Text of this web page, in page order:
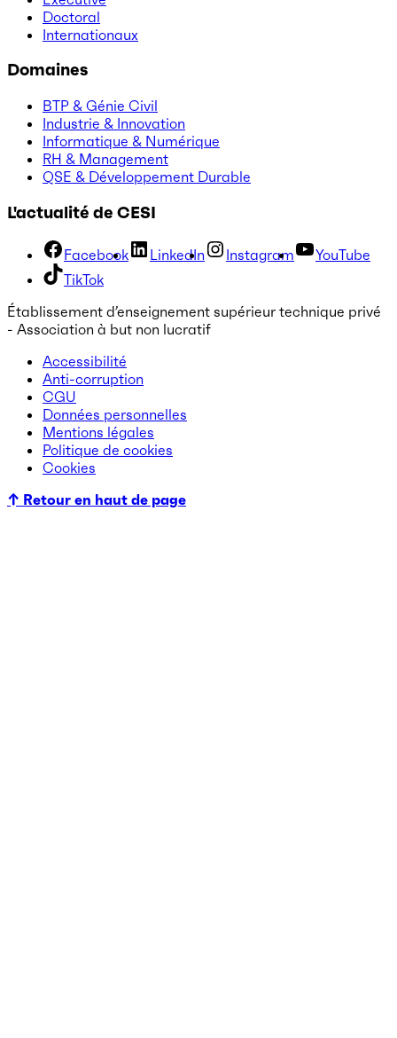
Doctoral
Internationaux
Domaines
BTP & Génie Civil
Industrie & Innovation
Informatique & Numérique
RH & Management
QSE & Développement Durable
L'actualité de CESI
Facebook LinkedIn Instagram
YouTube
TikTok
Établissement d’enseignement supérieur technique privé
- Association à but non lucratif
Accessibilité
Anti-corruption
CGU
Données personnelles
Mentions légales
Politique de cookies
Cookies
↑ Retour en haut de page